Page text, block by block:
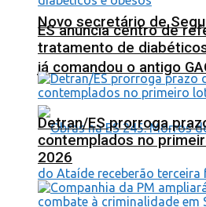
Novo secretário de
já comandou o antigo
ES anuncia centro de
tratamento de
Detran/ES prorroga
contemplados no
2026